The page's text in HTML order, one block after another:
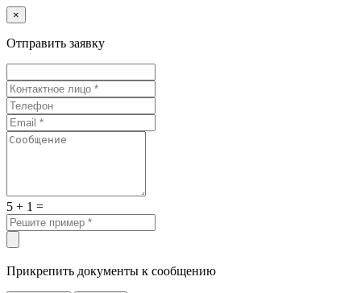
×
Отправить заявку
5 + 1 =
Прикрепить документы к сообщению